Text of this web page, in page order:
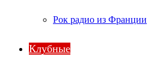
Рок радио из Франции
Клубные